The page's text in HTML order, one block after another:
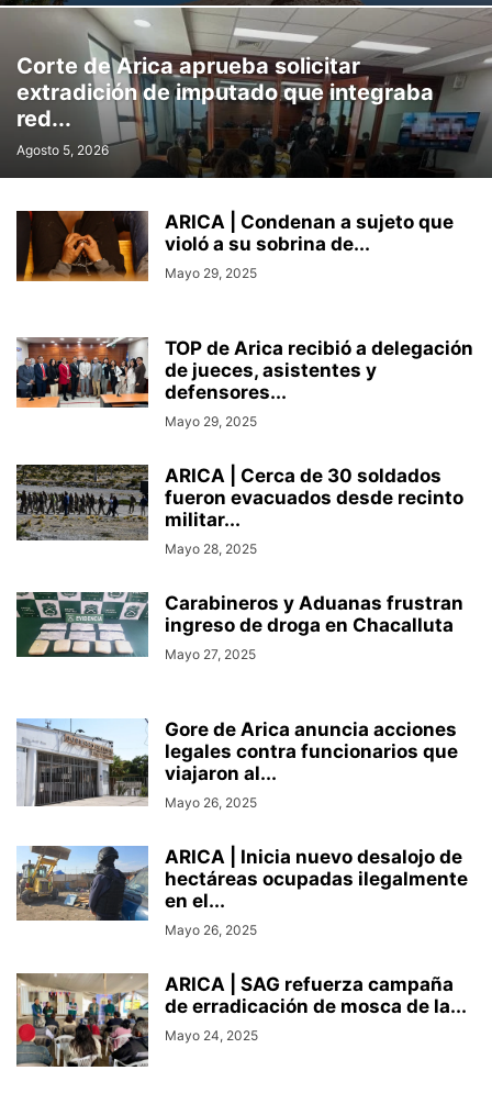
Corte de Arica aprueba solicitar
extradición de imputado que integraba
red...
Agosto 5, 2026
ARICA | Condenan a sujeto que
violó a su sobrina de...
Mayo 29, 2025
TOP de Arica recibió a delegación
de jueces, asistentes y
defensores...
Mayo 29, 2025
ARICA | Cerca de 30 soldados
fueron evacuados desde recinto
militar...
Mayo 28, 2025
Carabineros y Aduanas frustran
ingreso de droga en Chacalluta
Mayo 27, 2025
Gore de Arica anuncia acciones
legales contra funcionarios que
viajaron al...
Mayo 26, 2025
ARICA | Inicia nuevo desalojo de
hectáreas ocupadas ilegalmente
en el...
Mayo 26, 2025
ARICA | SAG refuerza campaña
de erradicación de mosca de la...
Mayo 24, 2025